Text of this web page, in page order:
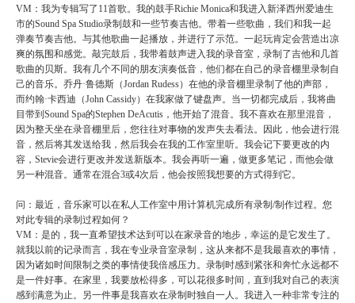
VM：我为专辑写了11首歌。我的鼓手Richie Monica和我进入新泽西州爱迪生
市的Sound Spa Studio录制鼓和一些节奏吉他。带着一些歌曲，我们和我一起
弹奏节奏吉他。与其他歌曲一起播放，并进行了示范。一起玩肯定会营造出凉
爽的氛围和感觉。敲完鼓后，我带着鼓声进入我的录音室，录制了吉他和几首
歌曲的贝斯。我有几个不同的朋友演奏低音，他们都在自己的录音棚里录制自
己的音乐。乔丹·鲁德斯（Jordan Rudess）在他的录音棚里录制了他的声部，
而约翰·卡西迪（John Cassidy）在我家做了键盘声。当一切都完成后，我将曲
目带到Sound Spa的Stephen DeAcutis，他开始了混音。我不喜欢在那里混音，
因为整天坐在录音棚里后，您往往对事物的发声失去看法。因此，他会进行混
音，然后将其发送给我，然后我会在我的工作室里听。我会记下要更改的内
容，Stevie会进行更改并发送新版本。我会再听一遍，做更多笔记，而他会做
另一种混音。通常在混合3或4次后，他会按照我想要的方式得到它。
问：最近，音乐家可以在私人工作室中用计算机完成所有录制/制作过程。您
对此专辑的录制过程如何？
VM：是的，我一直希望技术达到可以在家录音的地步，幸运的是它发生了。
就我以前的记录而言，我在专业录音室录制，这从来都不是我最喜欢的事情，
因为诸如时间限制之类的事情使我倍感压力。录制时感到紧张和奔忙永远都不
是一件好事。在家里，我要放松得多，可以花很多时间，直到我对自己的表演
感到满意为止。另一件事是我喜欢在录制时独自一人。我进入一种非常专注的